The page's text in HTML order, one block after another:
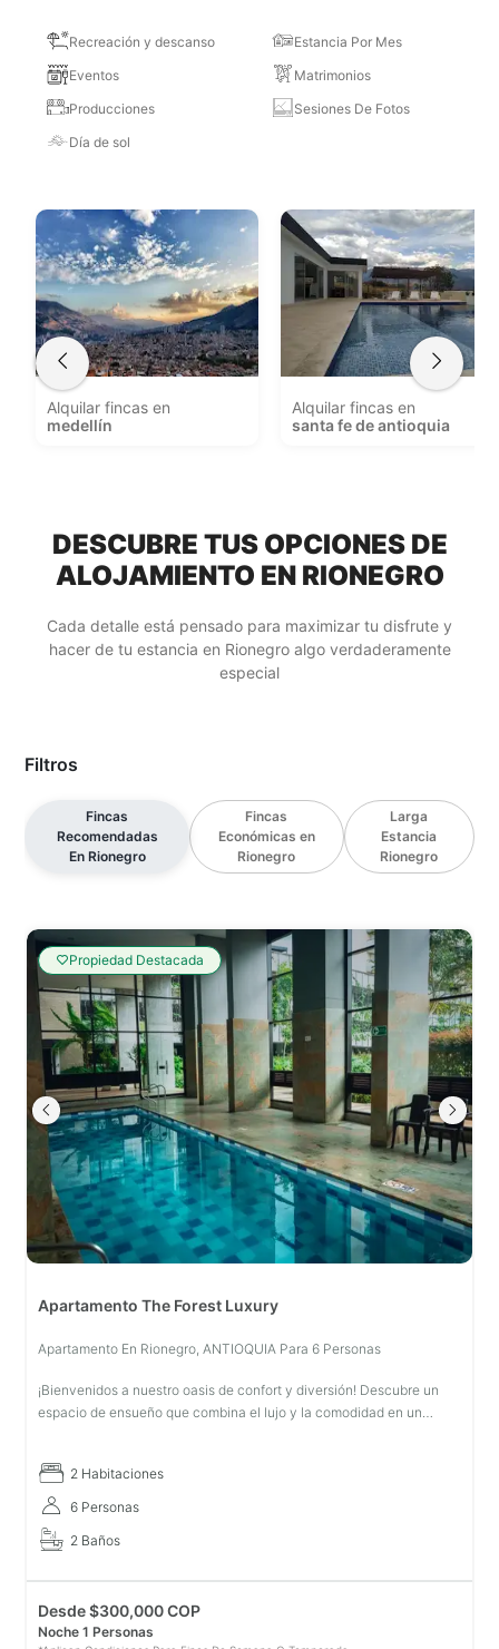
Recreación y descanso
Estancia Por Mes
Eventos
Matrimonios
Producciones
Sesiones De Fotos
Día de sol
Alquilar fincas en
medellín
Alquilar fincas en
santa fe de antioquia
DESCUBRE TUS OPCIONES DE
ALOJAMIENTO EN RIONEGRO
Cada detalle está pensado para maximizar tu disfrute y
hacer de tu estancia en Rionegro algo verdaderamente
especial
Filtros
Fincas
Recomendadas
En Rionegro
Fincas
Económicas en
Rionegro
Larga
Estancia
Rionegro
Propiedad Destacada
Apartamento The Forest Luxury
Apartamento En Rionegro, ANTIOQUIA Para 6 Personas
¡Bienvenidos a nuestro oasis de confort y diversión! Descubre un
espacio de ensueño que combina el lujo y la comodidad en un
2 Habitaciones
6 Personas
2 Baños
Desde$300,000 COP
Noche 1 Personas